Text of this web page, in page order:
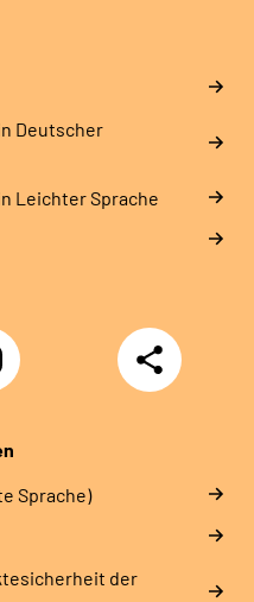
Deutscher
Leichter Sprache
Teilen
Sprache)
der